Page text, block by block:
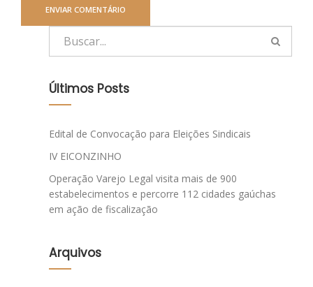
Últimos Posts
Edital de Convocação para Eleições Sindicais
IV EICONZINHO
Operação Varejo Legal visita mais de 900
estabelecimentos e percorre 112 cidades gaúchas
em ação de fiscalização
Arquivos